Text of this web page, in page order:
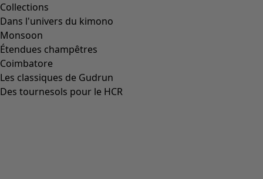
Collections
Dans l'univers du kimono
Monsoon
Étendues champêtres
Coimbatore
Les classiques de Gudrun
Des tournesols pour le HCR